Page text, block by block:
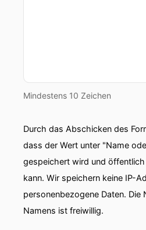
Mindestens 10 Zeichen
Durch das Abschicken des
dass der Wert unter "Name
gespeichert wird und
kann. Wir speichern keine IP-
personenbezogene Daten. Die
Namens ist freiwillig.